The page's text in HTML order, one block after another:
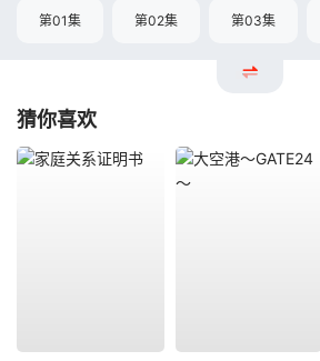
第01集 第02集 第03集
猜你喜欢